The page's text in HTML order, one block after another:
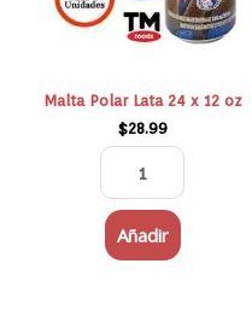
Malta Polar Lata 24 x 12 oz
$28.99
oz
cantidad
Añadir